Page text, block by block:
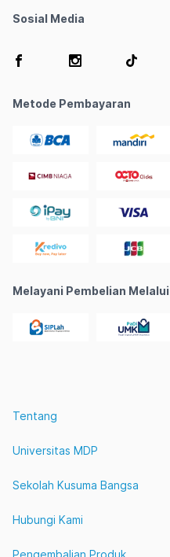
Sosial Media
Metode Pembayaran
Melayani Pembelian Melalui
Tentang
Universitas MDP
Sekolah Kusuma Bangsa
Hubungi Kami
Pengembalian Produk